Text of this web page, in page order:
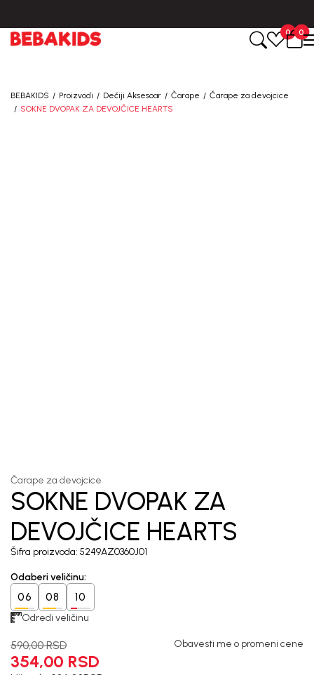
0
0
BEBAKIDS Proizvodi Dečiji Aksesoar Čarape
Čarape za devojcice
SOKNE DVOPAK ZA DEVOJČICE HEARTS
Čarape za devojcice
SOKNE DVOPAK ZA
DEVOJČICE HEARTS
Šifra proizvoda: 5249AZ0360J01
Odaberi veličinu:
06 08 10
Odredi veličinu
590,00 RSD
354,00 RSD
Obavesti me o promeni cene